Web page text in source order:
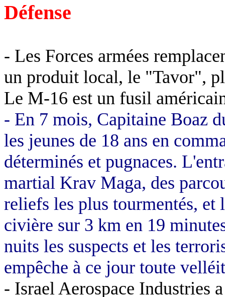
Défense
- Les Forces armées
un produit local, le "Tavor",
Le M-16 est un fusil
- En 7 mois, Capitaine Boaz
les jeunes de 18 ans en
déterminés et pugnaces.
martial Krav Maga, des
reliefs les plus tourmentés, et
civière sur 3 km en 19
nuits les suspects et les
empêche à ce jour toute
- Israel Aerospace Industries